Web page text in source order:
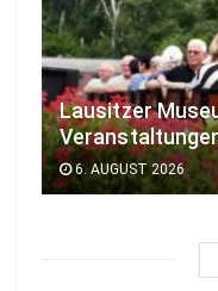
Lausitzer
6. AUGUST 2026